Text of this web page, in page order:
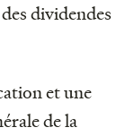
dividendes
et une
de la